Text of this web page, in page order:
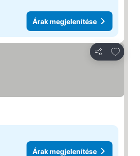
Árak megjelenítése
Megosztás
Árak megjelenítése